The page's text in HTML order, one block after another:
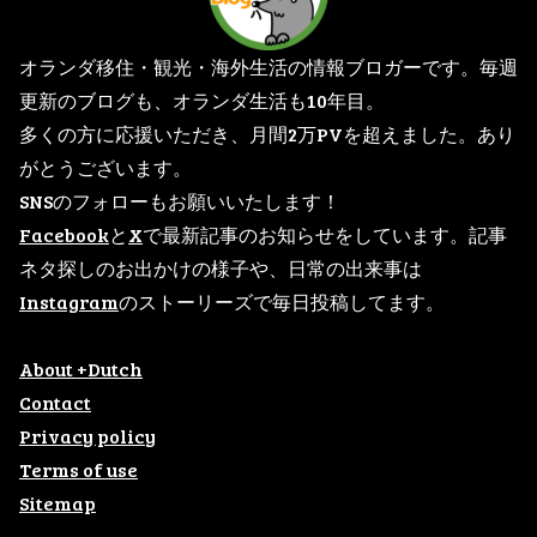
オランダ移住・観光・海外生活の情報ブロガーです。毎週
更新のブログも、オランダ生活も10年目。
多くの方に応援いただき、月間2万PVを超えました。あり
がとうございます。
SNSのフォローもお願いいたします！
FacebookとXで最新記事のお知らせをしています。記事
ネタ探しのお出かけの様子や、日常の出来事は
Instagramのストーリーズで毎日投稿してます。
About +Dutch
Contact
Privacy policy
Terms of use
Sitemap